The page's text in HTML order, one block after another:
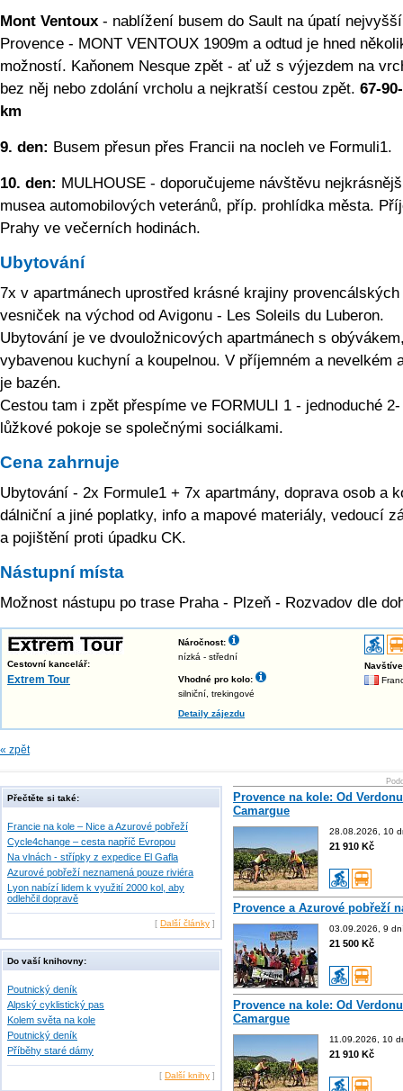
Mont Ventoux - nablížení busem do Sault na úpatí
Provence - MONT VENTOUX 1909m a odtud je hned
možností. Kaňonem Nesque zpět - ať už s výjezdem na
bez něj nebo zdolání vrcholu a nejkratší cestou zpět. 67-
km
9. den: Busem přesun přes Francii na nocleh ve Formuli1.
10. den: MULHOUSE - doporučujeme návštěvu
musea automobilových veteránů, příp. prohlídka města.
Prahy ve večerních hodinách.
Ubytování
7x v apartmánech uprostřed krásné krajiny provencálských
vesniček na východ od Avigonu - Les Soleils du Luberon.
Ubytování je ve dvouložnicových apartmánech s
vybavenou kuchyní a koupelnou. V příjemném a nevelkém
je bazén.
Cestou tam i zpět přespíme ve FORMULI 1 - jednoduché 2-
lůžkové pokoje se společnými sociálkami.
Cena zahrnuje
Ubytování - 2x Formule1 + 7x apartmány, doprava osob a
dálniční a jiné poplatky, info a mapové materiály, vedoucí
a pojištění proti úpadku CK.
Nástupní místa
Možnost nástupu po trase Praha - Plzeň - Rozvadov dle
Cestovní kancelář:
Extrem Tour
Náročnost:
nízká - střední
Vhodné pro kolo:
silniční, trekingové
Detaily zájezdu
« zpět
Přečtěte si také:
Francie na kole – Nice a Azurové pobřeží
Cycle4change – cesta napříč Evropou
Na vlnách - střípky z expedice El Gafla
Azurové pobřeží neznamená pouze riviéra
Lyon nabízí lidem k využití 2000 kol, aby
odlehčil dopravě
[ Další články ]
Do vaší knihovny:
Poutnický deník
Alpský cyklistický pas
Kolem světa na kole
Poutnický deník
Příběhy staré dámy
[ Další knihy ]
Provence na kole: Od
Camargue
28.08.2026, 10
21 910 Kč
Provence a Azurové pobřeží
03.09.2026, 9
21 500 Kč
Provence na kole: Od
Camargue
11.09.2026, 10
21 910 Kč